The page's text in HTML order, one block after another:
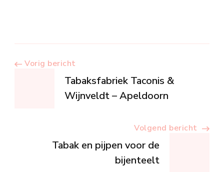
Berichtnavigatie
Vorig bericht
Tabaksfabriek Taconis &
Wijnveldt – Apeldoorn
Volgend bericht
Tabak en pijpen voor de
bijenteelt